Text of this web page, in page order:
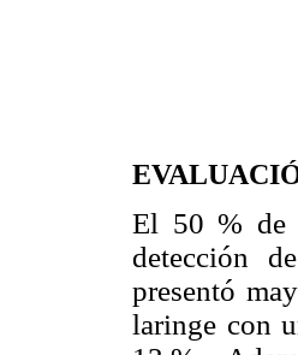
El 50 % de
detección
presentó
laringe con